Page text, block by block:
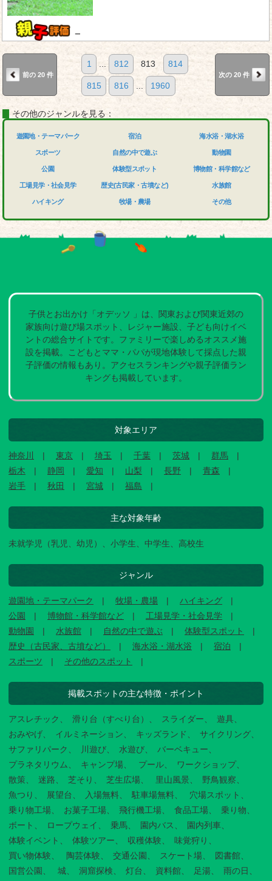
－
前の 20 件
1 ... 812 813 814
815 816 ... 1960
次の 20 件
その他のジャンルを見る：
遊園地・テーマパーク
スポーツ
公園
工場見学・社会見学
ハイキング
宿泊
自然の中で遊ぶ
体験型スポット
歴史(古民家・古墳など)
牧場・農場
海水浴・湖水浴
動物園
博物館・科学館など
水族館
その他
子供とお出かけ「オデッソ 」は、関東および関東近郊の
家族向け遊び場スポット、レジャー施設、子ども向けイベ
ントの総合サイトです。ファミリーで楽しめるオススメ施
設を掲載。こどもとママ・パパが現地体験して採点した親
子評価の情報もあり。アクセスランキングや親子評価ラン
キングも掲載しています。
対象エリア
神奈川 東京 埼玉 千葉 茨城
群馬
栃木
静岡 愛知 山梨 長野
青森
岩手
秋田 宮城 福島
主な対象年齢
未就学児（乳児、幼児）、小学生、中学生、高校生
ジャンル
遊園地・テーマパーク 牧場・農場
ハイキング
公園
博物館・科学館など
工場見学・社会見学
動物園
水族館 自然の中で遊ぶ
体験型スポット
歴史（古民家、古墳など）
海水浴・湖水浴
宿泊
スポーツ
その他のスポット
掲載スポットの主な特徴・ポイント
アスレチック 滑り台（すべり台） スライダー
遊具
おみやげ
イルミネーション キッズランド
サイクリング
サファリパーク
川遊び 水遊び
バーベキュー
プラネタリウム
キャンプ場 プール
ワークショップ
散策
迷路 芝そり 芝生広場 里山風景
野鳥観察
魚つり
展望台 入場無料 駐車場無料
穴場スポット
乗り物工場
お菓子工場 飛行機工場 食品工場
乗り物
ボート
ロープウェイ 乗馬 園内バス
園内列車
体験イベント
体験ツアー 収穫体験
味覚狩り
買い物体験
陶芸体験 交通公園 スケート場
図書館
国営公園
城 洞窟探検 灯台 資料館 足湯 雨の日